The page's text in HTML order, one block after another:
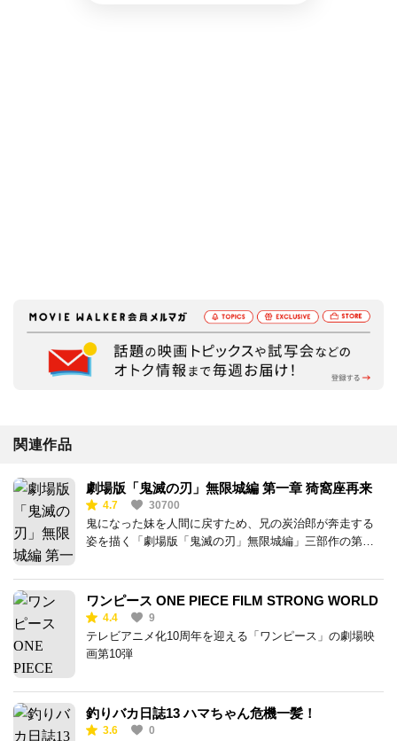
関連作品
劇場版「鬼滅の刃」無限城編 第一章 猗窩座再来
4.7 30700
鬼になった妹を人間に戻すため、兄の炭治郎が奔走する
姿を描く「劇場版「鬼滅の刃」無限城編」三部作の第一
ワンピース ONE PIECE FILM STRONG WORLD
4.4 9
テレビアニメ化10周年を迎える「ワンピース」の劇場映
画第10弾
釣りバカ日誌13 ハマちゃん危機一髪！
3.6 0